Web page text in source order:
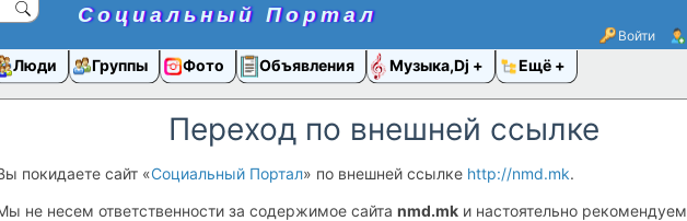
Социальный Портал
Войти
Люди Группы Фото Объявления Музыка,Dj Ещё
Переход по внешней ссылке
покидаете сайт «Социальный Портал» по внешней ссылке http://nmd.mk.
не несем ответственности за содержимое сайта nmd.mk и настоятельно рекомендуем